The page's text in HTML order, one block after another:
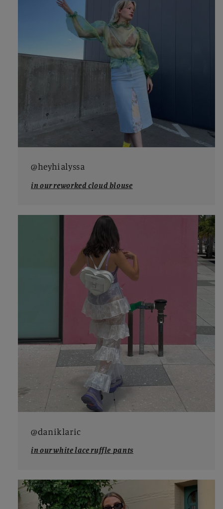
@heyhialyssa
in our reworked cloud blouse
@daniklaric
in our white lace ruffle pants